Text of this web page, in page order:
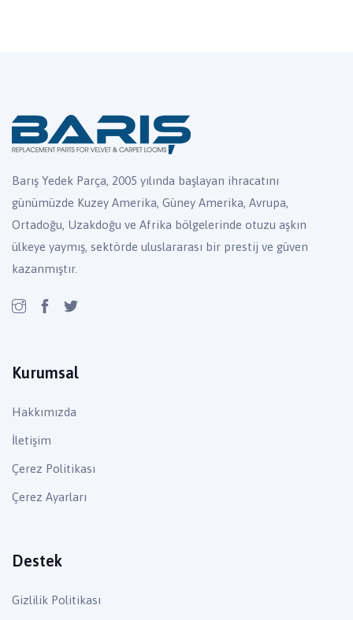
Barış Yedek Parça, 2005 yılında başlayan ihracatını
günümüzde Kuzey Amerika, Güney Amerika, Avrupa,
Ortadoğu, Uzakdoğu ve Afrika bölgelerinde otuzu aşkın
ülkeye yaymış, sektörde uluslararası bir prestij ve güven
kazanmıştır.
Kurumsal
Hakkımızda
İletişim
Çerez Politikası
Çerez Ayarları
Destek
Gizlilik Politikası